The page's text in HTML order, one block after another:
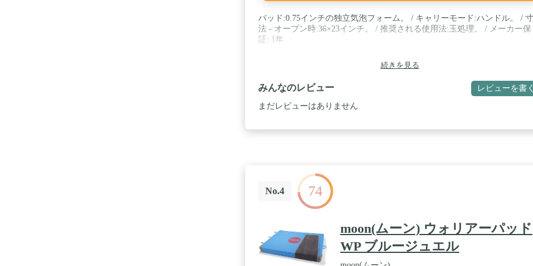
パッド:0.75インチの独立気泡フォーム。 / キャリーモード:ハンドル。 / 寸
法 - オープン時:36×23インチ。 / 推奨される使用法:玉処理。 / メーカー保
証: 1年
続きを見る
みんなのレビュー レビューを書
まだレビューはありません
No.4 74
moon(ムーン) ウォリアーパッド
WP ブルージュエル